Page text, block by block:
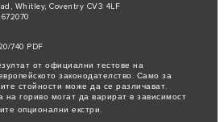
Whitley, Coventry CV3 4LF
740 PDF
от официални тестове на
законодателство. Само за
стойности може да се различават.
на гориво могат да варират в зависимост
опционални екстри.